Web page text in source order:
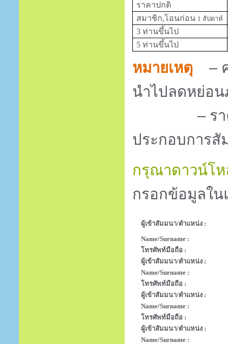
ราคาปกติ
สมาชิก,โอนก่อน 1 สัปดาห์
3 ท่านขึ้นไป
5 ท่านขึ้นไป
หมายเหตุ
–
นำไปลดหย่อน
– ร
ประกอบการ
กรุณาดาวน์โ
กรอกข้อมูลใน
ผู้เข้าสัมมนา/ตำแหน่ง :
Name/Surname :
โทรศัพท์มือถือ :
ผู้เข้าสัมมนา/ตำแหน่ง :
Name/Surname :
โทรศัพท์มือถือ :
ผู้เข้าสัมมนา/ตำแหน่ง :
Name/Surname :
โทรศัพท์มือถือ :
ผู้เข้าสัมมนา/ตำแหน่ง :
Name/Surname :